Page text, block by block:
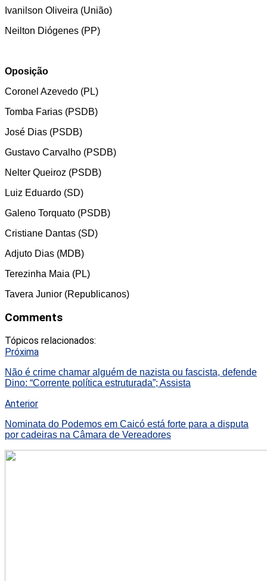
Ivanilson Oliveira (União)
Neilton Diógenes (PP)
Oposição
Coronel Azevedo (PL)
Tomba Farias (PSDB)
José Dias (PSDB)
Gustavo Carvalho (PSDB)
Nelter Queiroz (PSDB)
Luiz Eduardo (SD)
Galeno Torquato (PSDB)
Cristiane Dantas (SD)
Adjuto Dias (MDB)
Terezinha Maia (PL)
Tavera Junior (Republicanos)
Comments
Tópicos relacionados:
Próxima
Não é crime chamar alguém de nazista ou fascista, defende
Dino: “Corrente política estruturada”; Assista
Anterior
Nominata do Podemos em Caicó está forte para a disputa
por cadeiras na Câmara de Vereadores